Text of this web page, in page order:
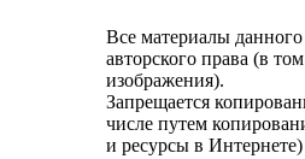
Все материалы
авторского права (в
изображения).
Запрещается
числе путем
и ресурсы в Интернете)